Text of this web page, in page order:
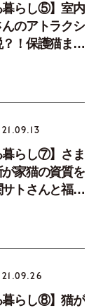
暮らし⑤】室内
のアトラクシ
！保護猫まや
暮らし⑦】さま
家猫の資質を
トさんと福の
暮らし⑧】猫が